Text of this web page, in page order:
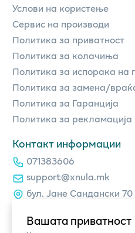
Вашата приватност
Услови на користење
Сервис на производи
Политика за приватност
Политика за колачиња
Политика за испорака на
Политика за замена/
Политика за Гаранција
Политика за рекламација
Контакт информации
071383606
support@xnula.mk
бул. Јане Сандански 70